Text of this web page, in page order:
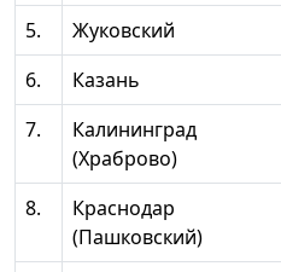
5. Жуковский
6.
Казань
7.
Калининград
(Храброво)
8.
Краснодар
(Пашковский)